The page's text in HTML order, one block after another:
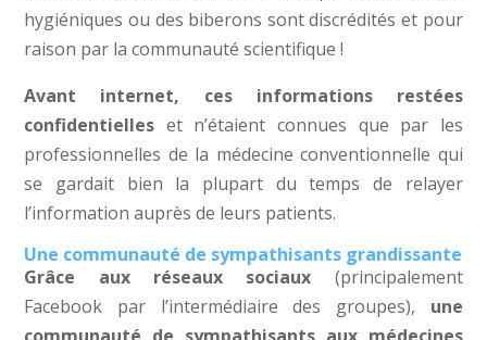
hygiéniques ou des biberons sont discrédités et pour
raison par la communauté scientifique !
Avant internet, ces informations restées
confidentielles et n’étaient connues que par les
professionnelles de la médecine conventionnelle qui
se gardait bien la plupart du temps de relayer
l’information auprès de leurs patients.
Une communauté de sympathisants grandissante
Grâce aux réseaux sociaux (principalement
Facebook par l’intermédiaire des groupes), une